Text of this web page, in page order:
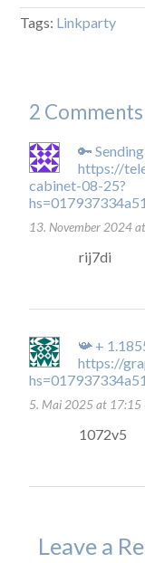
Tags: Linkparty
2
🔑
https://
cabinet-08-25?
13. November 2024
rij7di
📯 +
https://
5. Mai 2025 at 17:15
1072v5
Leave a